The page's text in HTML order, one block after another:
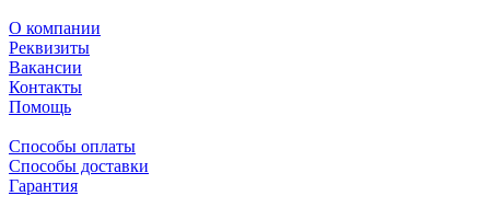
О компании
Реквизиты
Вакансии
Контакты
Помощь
Способы оплаты
Способы доставки
Гарантия